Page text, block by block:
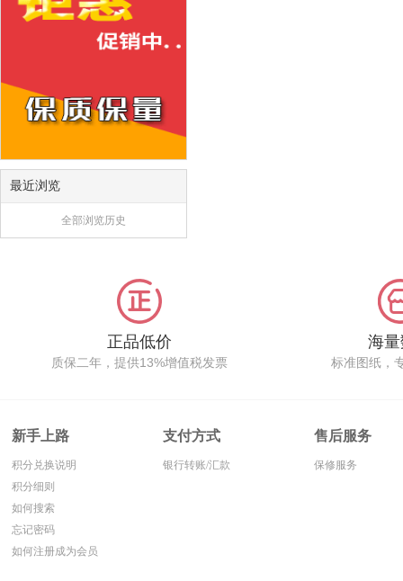
最近浏览
全部浏览历史
正品低价
质保二年，提供13%增值税发票
海
标准图纸，
新手上路
积分兑换说明
积分细则
如何搜索
忘记密码
如何注册成为会员
支付方式
银行转账/汇款
售后服务
保修服务